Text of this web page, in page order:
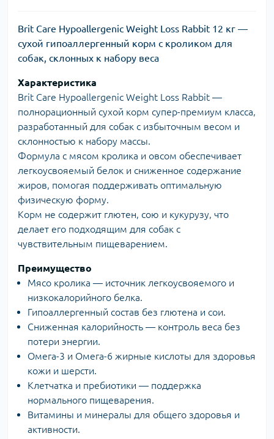
Brit Care Hypoallergenic Weight Loss Rabbit 12 кг —
сухой гипоаллергенный корм с кроликом для
собак, склонных к набору веса
Характеристика
Brit Care Hypoallergenic Weight Loss Rabbit —
полнорационный сухой корм супер-премиум класса,
разработанный для собак с избыточным весом и
склонностью к набору массы.
Формула с мясом кролика и овсом обеспечивает
легкоусвояемый белок и сниженное содержание
жиров, помогая поддерживать оптимальную
физическую форму.
Корм не содержит глютен, сою и кукурузу, что
делает его подходящим для собак с
чувствительным пищеварением.
Преимущество
Мясо кролика — источник легкоусвояемого и
низкокалорийного белка.
Гипоаллергенный состав без глютена и сои.
Сниженная калорийность — контроль веса без
потери энергии.
Омега-3 и Омега-6 жирные кислоты для здоровья
кожи и шерсти.
Клетчатка и пребиотики — поддержка
нормального пищеварения.
Витамины и минералы для общего здоровья и
активности.